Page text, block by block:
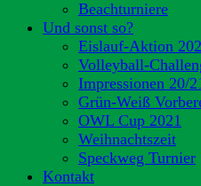
Beachturniere
Und sonst so?
Eislauf-Aktion
Volleyball-
Impressionen 20/
Grün-Weiß
OWL Cup 2021
Weihnachtszeit
Speckweg Turnier
Kontakt